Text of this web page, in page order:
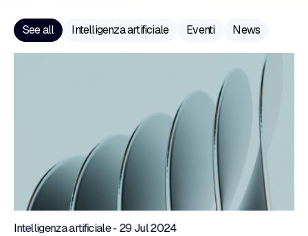
See all Intelligenza artificiale Eventi News
Intelligenza artificiale - 29 Jul 2024